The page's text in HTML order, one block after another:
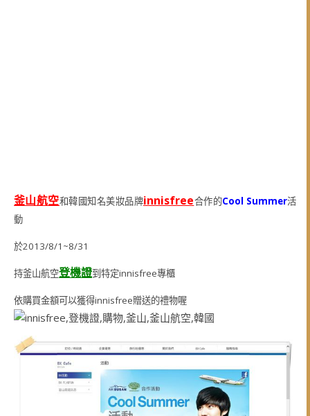
釜山航空和韓國知名美妝品牌innisfree合作的Cool Summer活
動
於2013/8/1~8/31
持釜山航空登機證到特定innisfree專櫃
依購買金額可以獲得innisfree贈送的禮物喔